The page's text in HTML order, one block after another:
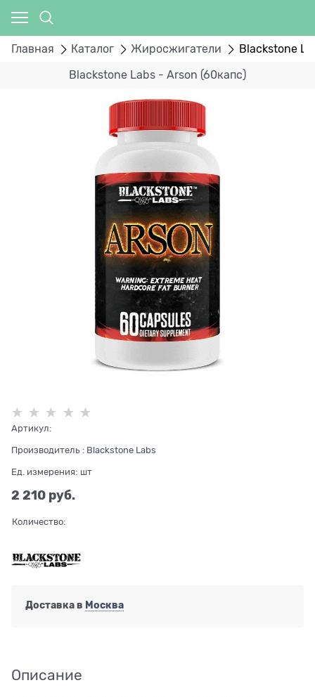
Главная Каталог Жиросжигатели Blackstone
Blackstone Labs - Arson (60капс)
Артикул:
Производитель : Blackstone Labs
Ед. измерения: шт
2 210 руб.
Количество:
Доставка в Москва
Описание